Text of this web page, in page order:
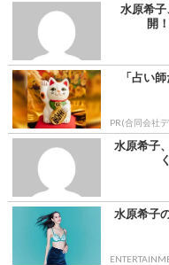
水原希
開
「占い
PR(合同会社
水原希子
水原希子